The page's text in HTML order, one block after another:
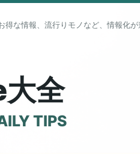
得な情報、流行りモノなど、情報化
全